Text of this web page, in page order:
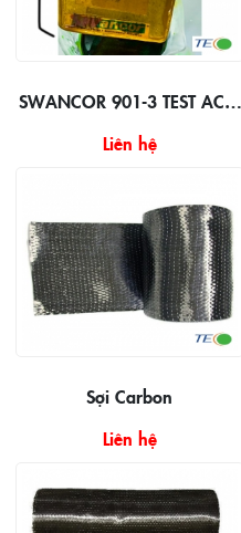
SWANCOR 901-3 TEST ACID
Liên hệ
Sợi Carbon
Liên hệ